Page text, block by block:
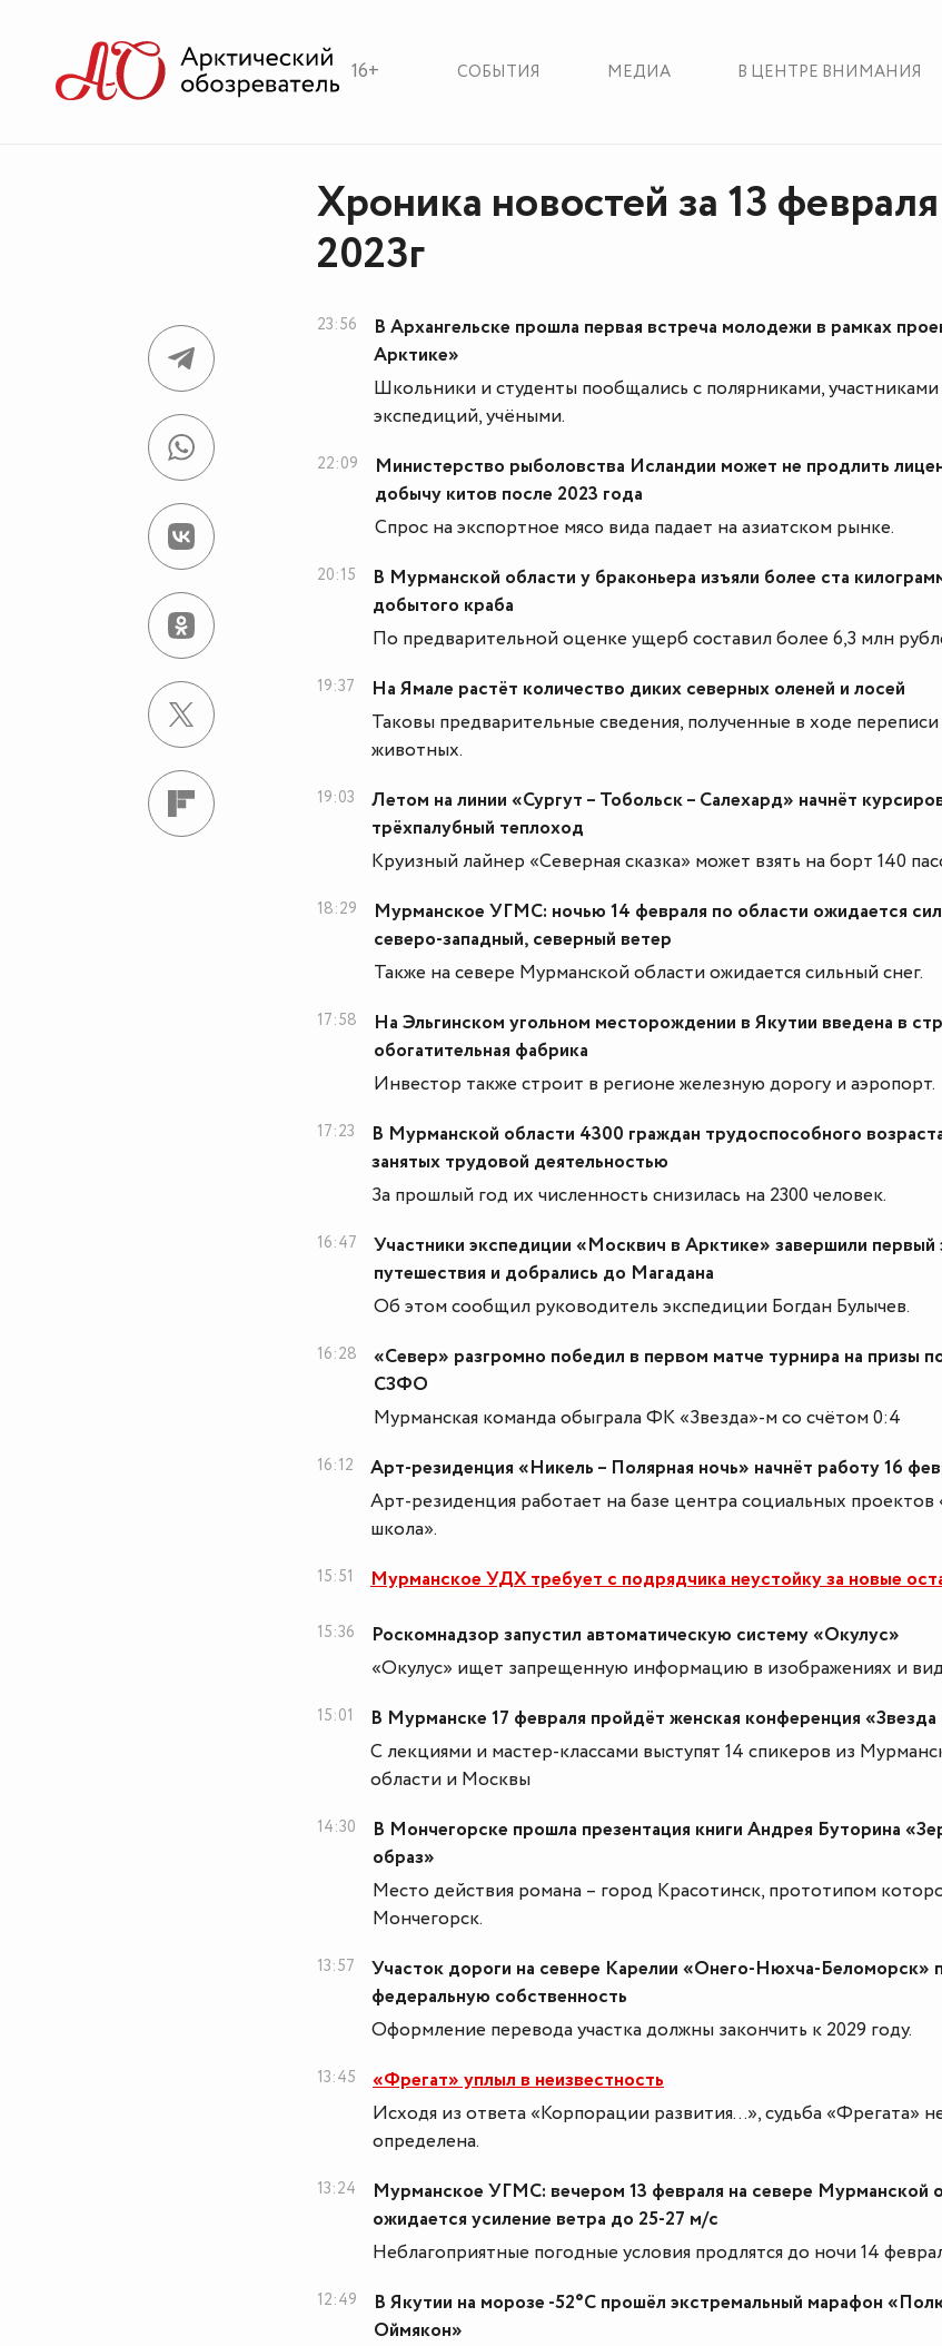
16+ СОБЫТИЯ МЕДИА В ЦЕНТРЕ ВНИМАНИЯ
Хроника новостей за 13 февраля
2023г
23:56
В Архангельске прошла первая встреча молодежи в рамках
Арктике»
Школьники и студенты пообщались с полярниками, участниками
экспедиций, учёными.
22:09
Министерство рыболовства Исландии может не продлить
добычу китов после 2023 года
Спрос на экспортное мясо вида падает на азиатском рынке.
20:15
В Мурманской области у браконьера изъяли более ста
добытого краба
По предварительной оценке ущерб составил более 6,3 млн
19:37
На Ямале растёт количество диких северных оленей и лосей
Таковы предварительные сведения, полученные в ходе
животных.
19:03
Летом на линии «Сургут – Тобольск – Салехард» начнёт
трёхпалубный теплоход
Круизный лайнер «Северная сказка» может взять на борт 140
18:29
Мурманское УГМС: ночью 14 февраля по области ожидается
северо-западный, северный ветер
Также на севере Мурманской области ожидается сильный снег.
17:58
На Эльгинском угольном месторождении в Якутии введена в
обогатительная фабрика
Инвестор также строит в регионе железную дорогу и аэропорт.
17:23
В Мурманской области 4300 граждан трудоспособного
занятых трудовой деятельностью
За прошлый год их численность снизилась на 2300 человек.
16:47
Участники экспедиции «Москвич в Арктике» завершили первый
путешествия и добрались до Магадана
Об этом сообщил руководитель экспедиции Богдан Булычев.
16:28
«Север» разгромно победил в первом матче турнира на призы
СЗФО
Мурманская команда обыграла ФК «Звезда»-м со счётом 0:4
16:12
Арт-резиденция «Никель – Полярная ночь» начнёт работу 16
Арт-резиденция работает на базе центра социальных проектов
школа».
15:51 Мурманское УДХ требует с подрядчика неустойку за новые
15:36
Роскомнадзор запустил автоматическую систему «Окулус»
«Окулус» ищет запрещенную информацию в изображениях и
15:01
В Мурманске 17 февраля пройдёт женская конференция «Звезда
С лекциями и мастер-классами выступят 14 спикеров из
области и Москвы
14:30
В Мончегорске прошла презентация книги Андрея Буторина
образ»
Место действия романа – город Красотинск, прототипом
Мончегорск.
13:57
Участок дороги на севере Карелии «Онего-Нюхча-Беломорск»
федеральную собственность
Оформление перевода участка должны закончить к 2029 году.
13:45
«Фрегат» уплыл в неизвестность
Исходя из ответа «Корпорации развития...», судьба «Фрегата»
определена.
13:24
Мурманское УГМС: вечером 13 февраля на севере Мурманской
ожидается усиление ветра до 25-27 м/с
Неблагоприятные погодные условия продлятся до ночи 14
12:49
В Якутии на морозе -52°С прошёл экстремальный марафон
Оймякон»